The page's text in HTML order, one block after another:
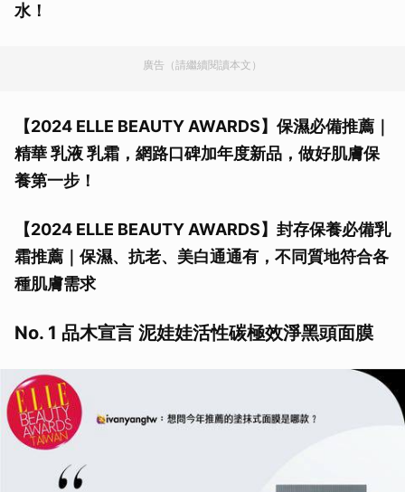
水！
廣告（請繼續閱讀本文）
【2024 ELLE BEAUTY AWARDS】保濕必備推薦｜
精華 乳液 乳霜，網路口碑加年度新品，做好肌膚保
養第一步！
【2024 ELLE BEAUTY AWARDS】封存保養必備乳
霜推薦｜保濕、抗老、美白通通有，不同質地符合各
種肌膚需求
No. 1 品木宣言 泥娃娃活性碳極效淨黑頭面膜